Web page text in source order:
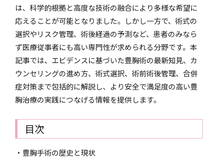
は、科学的根拠と高度な技術の融合により多様な希望に
応えることが可能となりました。しかし一方で、術式の
選択やリスク管理、術後経過の予測など、患者のみなら
ず医療従事者にも高い専門性が求められる分野です。本
記事では、エビデンスに基づいた豊胸術の最新知見、カ
ウンセリングの進め方、術式選択、術前術後管理、合併
症対策まで包括的に解説し、より安全で満足度の高い豊
胸治療の実践につなげる情報を提供します。
目次
・豊胸手術の歴史と現状